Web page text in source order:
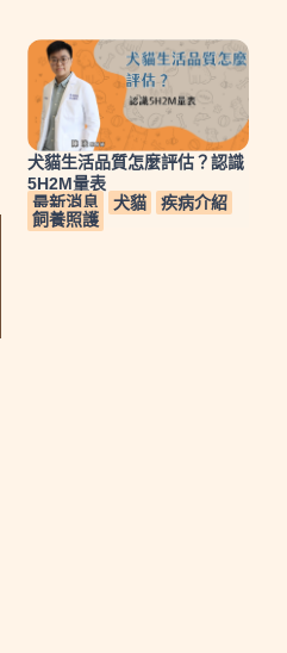
犬貓生活品質怎麼評估？認識
5H2M量表
最新消息
犬貓
疾病介紹
飼養照護